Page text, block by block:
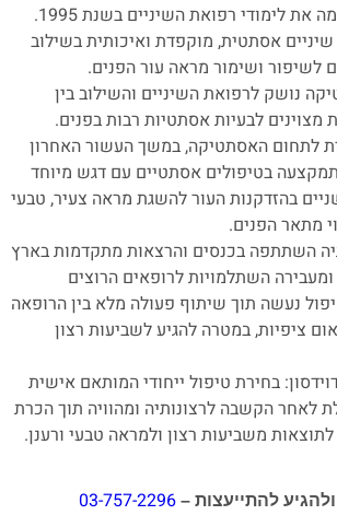
ד״ר שרון דוידסון סיימה את לימודי רפואת השיניים בשנת 1995.
אסתטית, מוקפדת ואיכותית בשילוב
לשיפור ושימור מראה עור הפנים.
נושק לרפואת השיניים והשילוב בין
מצוינים לבעיות אסתטיות רבות בפנים.
לתחום האסתטיקה, במשך העשור האחרון
בטיפולים אסתטיים עם דגש מיוחד
בהזדקנות העור להשגת מראה צעיר, טבעי
מתאר הפנים.
השתתפה בכנסים והרצאות מתקדמות בארץ
ומעבירה השתלמויות לרופאים הרוצים
נעשה תוך שיתוף פעולה מלא בין הרופאה
ציפיות, במטרה להגיע לשביעות רצון
בחירת טיפול ייחודי המותאם אישית
לאחר הקשבה לרצונותיה ומהוויה תוך הכרת
משביעות רצון ולמראה טבעי ורענן.
להתייעצות – 03-757-2296